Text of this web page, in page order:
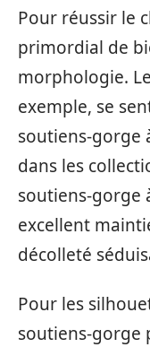
Pour réussir le
primordial de
morphologie.
exemple, se
soutiens-gorge
dans les
soutiens-gorge
excellent
décolleté
Pour les
soutiens-gorge